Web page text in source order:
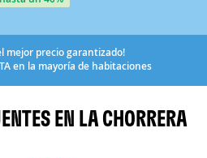
mejor precio garantizado!
en la mayoría de habitaciones
EN LA CHORRERA